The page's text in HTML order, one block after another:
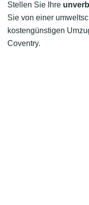
Stellen Sie Ihre
Sie von einer
kostengünstigen
Coventry.